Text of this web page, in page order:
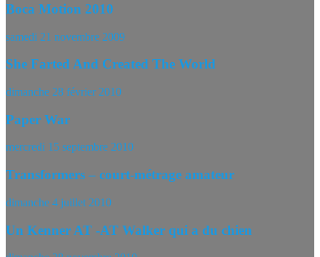
Boca Motion 2010
samedi 21 novembre 2009
She Farted And Created The World
dimanche 28 février 2010
Paper War
mercredi 15 septembre 2010
Transformers – court-métrage amateur
dimanche 4 juillet 2010
Un Kenner AT -AT Walker qui a du chien